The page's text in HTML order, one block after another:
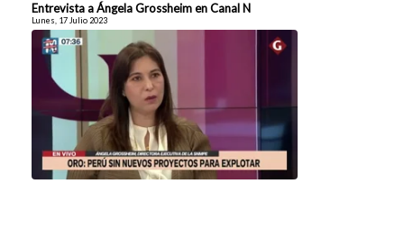
Entrevista a Ángela Grossheim en Canal N
Lunes, 17 Julio 2023